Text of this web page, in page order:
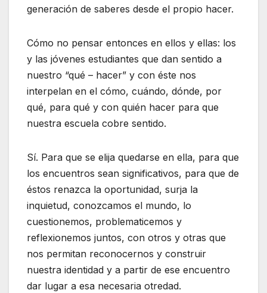
generación de saberes desde el propio hacer.
Cómo no pensar entonces en ellos y ellas: los
y las jóvenes estudiantes que dan sentido a
nuestro “qué – hacer” y con éste nos
interpelan en el cómo, cuándo, dónde, por
qué, para qué y con quién hacer para que
nuestra escuela cobre sentido.
Sí. Para que se elija quedarse en ella, para que
los encuentros sean significativos, para que de
éstos renazca la oportunidad, surja la
inquietud, conozcamos el mundo, lo
cuestionemos, problematicemos y
reflexionemos juntos, con otros y otras que
nos permitan reconocernos y construir
nuestra identidad y a partir de ese encuentro
dar lugar a esa necesaria otredad.